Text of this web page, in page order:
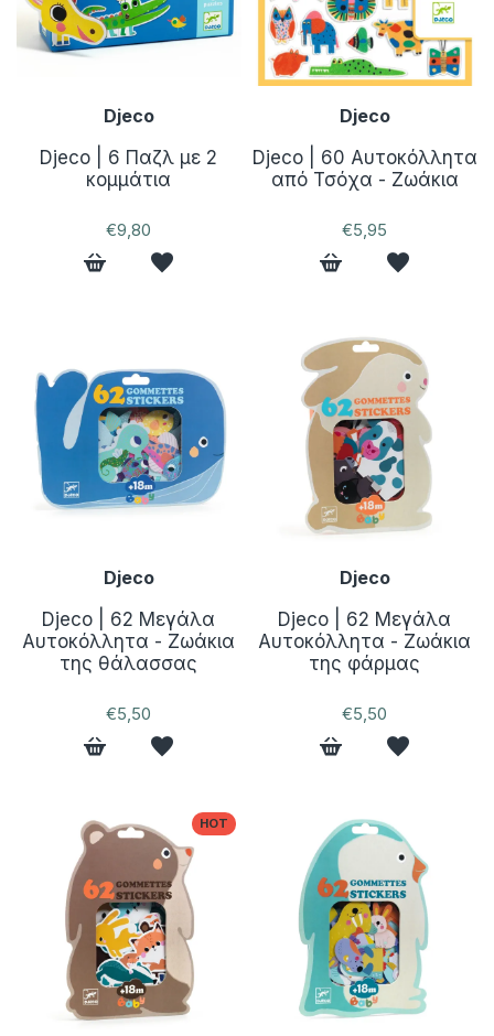
Djeco
Djeco | 6 Παζλ με 2
κομμάτια
€9,80
Djeco
Djeco | 60 Αυτοκόλλητα
από Τσόχα - Ζωάκια
€5,95
Djeco
Djeco | 62 Μεγάλα
Αυτοκόλλητα - Ζωάκια
της θάλασσας
€5,50
Djeco
Djeco | 62 Μεγάλα
Αυτοκόλλητα - Ζωάκια
της φάρμας
€5,50
ΗΟΤ